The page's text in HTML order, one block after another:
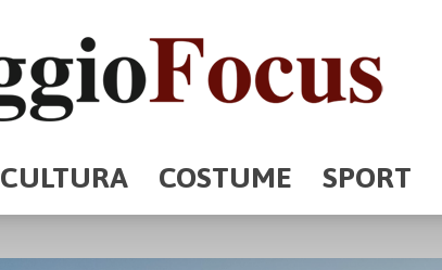
CULTURA COSTUME SPORT